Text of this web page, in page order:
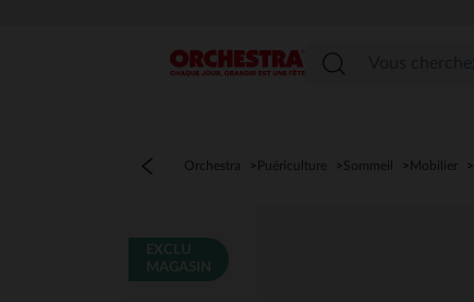
Menu
Orchestra Puériculture Sommeil Mobilier
EXCLU
MAGASIN